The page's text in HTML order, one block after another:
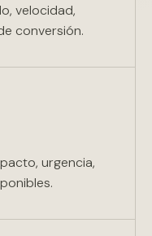
velocidad,
conversión.
urgencia,